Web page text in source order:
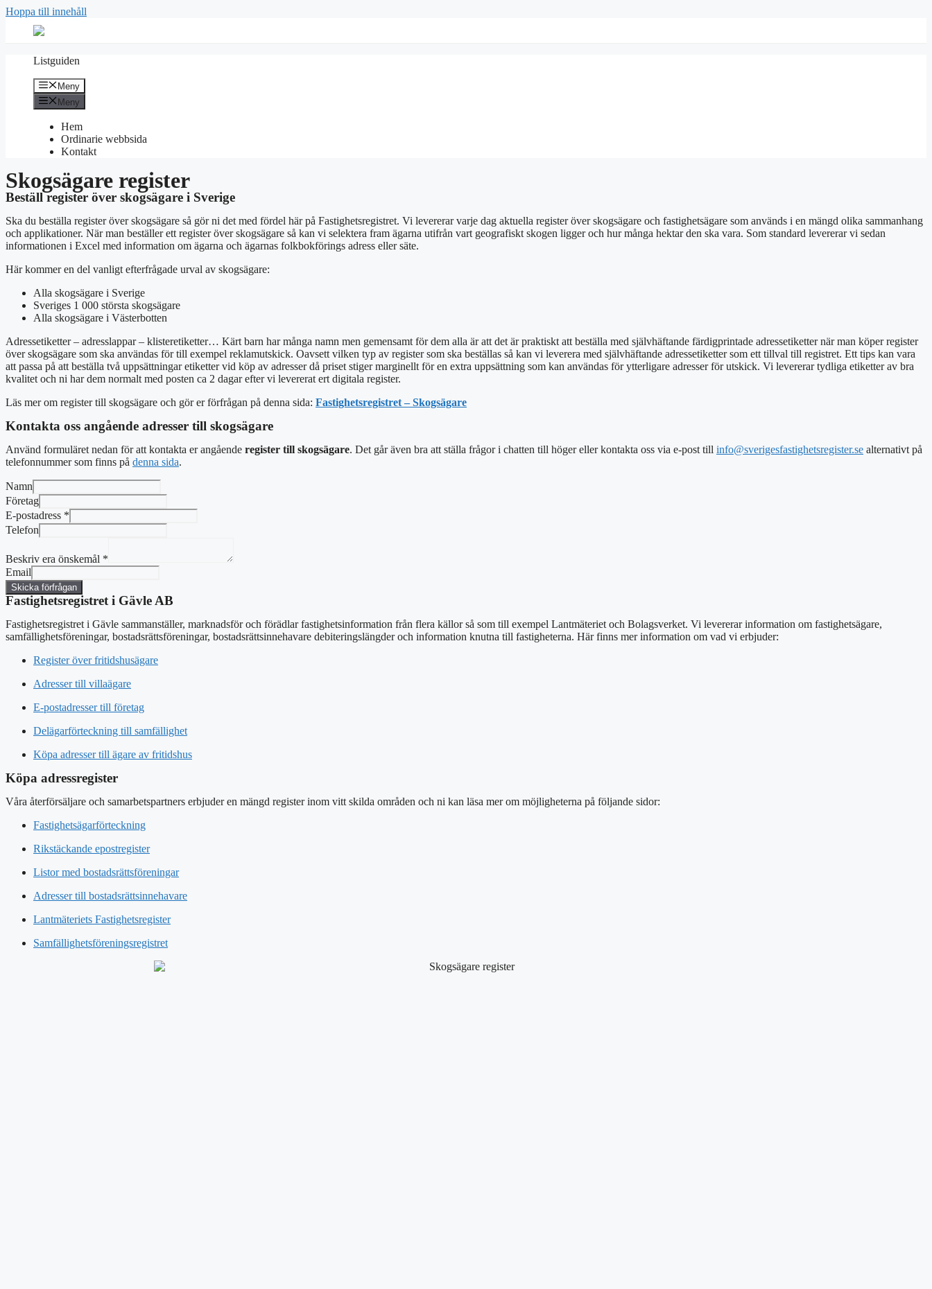
Hoppa till innehåll
Listguiden
Meny
Meny
Hem
Ordinarie webbsida
Kontakt
Skogsägare register
Beställ register över skogsägare i Sverige
Ska du beställa register över skogsägare så gör ni det med fördel här på Fastighetsregistret. Vi levererar varje dag aktuella register över skogsägare och fastighetsägare som används i en mängd olika sammanhang
och applikationer. När man beställer ett register över skogsägare så kan vi selektera fram ägarna utifrån vart geografiskt skogen ligger och hur många hektar den ska vara. Som standard levererar vi sedan
informationen i Excel med information om ägarna och ägarnas folkbokförings adress eller säte.
Här kommer en del vanligt efterfrågade urval av skogsägare:
Alla skogsägare i Sverige
Sveriges 1 000 största skogsägare
Alla skogsägare i Västerbotten
Adressetiketter – adresslappar – klisteretiketter… Kärt barn har många namn men gemensamt för dem alla är att det är praktiskt att beställa med självhäftande färdigprintade adressetiketter när man köper register
över skogsägare som ska användas för till exempel reklamutskick. Oavsett vilken typ av register som ska beställas så kan vi leverera med självhäftande adressetiketter som ett tillval till registret. Ett tips kan vara
att passa på att beställa två uppsättningar etiketter vid köp av adresser då priset stiger marginellt för en extra uppsättning som kan användas för ytterligare adresser för utskick. Vi levererar tydliga etiketter av bra
kvalitet och ni har dem normalt med posten ca 2 dagar efter vi levererat ert digitala register.
Läs mer om register till skogsägare och gör er förfrågan på denna sida: Fastighetsregistret – Skogsägare
Kontakta oss angående adresser till skogsägare
Använd formuläret nedan för att kontakta er angående register till skogsägare. Det går även bra att ställa frågor i chatten till höger eller kontakta oss via e-post till info@sverigesfastighetsregister.se alternativt på
telefonnummer som finns på denna sida.
Namn
Företag
E-postadress *
Telefon
Beskriv era önskemål *
Email
Skicka förfrågan
Fastighetsregistret i Gävle AB
Fastighetsregistret i Gävle sammanställer, marknadsför och förädlar fastighetsinformation från flera källor så som till exempel Lantmäteriet och Bolagsverket. Vi levererar information om fastighetsägare,
samfällighetsföreningar, bostadsrättsföreningar, bostadsrättsinnehavare debiteringslängder och information knutna till fastigheterna. Här finns mer information om vad vi erbjuder:
Register över fritidshusägare
Adresser till villaägare
E-postadresser till företag
Delägarförteckning till samfällighet
Köpa adresser till ägare av fritidshus
Köpa adressregister
Våra återförsäljare och samarbetspartners erbjuder en mängd register inom vitt skilda områden och ni kan läsa mer om möjligheterna på följande sidor:
Fastighetsägarförteckning
Rikstäckande epostregister
Listor med bostadsrättsföreningar
Adresser till bostadsrättsinnehavare
Lantmäteriets Fastighetsregister
Samfällighetsföreningsregistret